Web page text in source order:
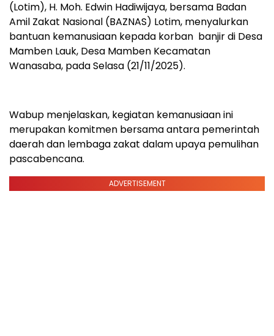
(Lotim), H. Moh. Edwin Hadiwijaya, bersama Badan
Amil Zakat Nasional (BAZNAS) Lotim, menyalurkan
bantuan kemanusiaan kepada korban banjir di Desa
Mamben Lauk, Desa Mamben Kecamatan
Wanasaba, pada Selasa (21/11/2025).
Wabup menjelaskan, kegiatan kemanusiaan ini
merupakan komitmen bersama antara pemerintah
daerah dan lembaga zakat dalam upaya pemulihan
pascabencana.
ADVERTISEMENT